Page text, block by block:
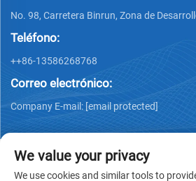
No. 98, Carretera Binrun, Zona de
Teléfono:
++86-13586268768
Correo electrónico:
Company E-mail: [email protected]
We value your privacy
We use cookies and similar tools to